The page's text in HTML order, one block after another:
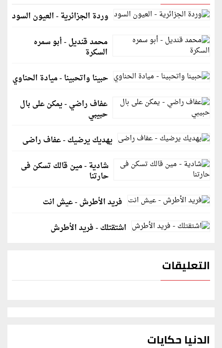
وردة الجزائرية - العيون السود
محمد قنديل - أبو سمره
السكرة
حبينا واتحبينا - ميادة الحناوي
عفاف راضي - يمكن على بال
حبيبي
يهديك يرضيك - عفاف راضى
شادية - مين قالك تسكن فى
حارتنا
فريد الأطرش - عيش انت
اشتقتلك - فريد الأطرش
التعليقات
الدنيا حكايات